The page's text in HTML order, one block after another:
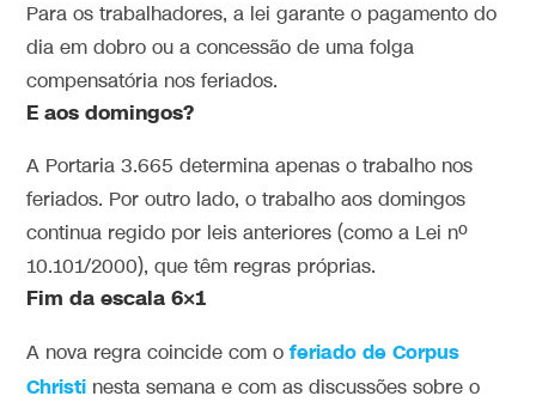
Para os trabalhadores, a lei garante o pagamento do
dia em dobro ou a concessão de uma folga
compensatória nos feriados.
E aos domingos?
A Portaria 3.665 determina apenas o trabalho nos
feriados. Por outro lado, o trabalho aos domingos
continua regido por leis anteriores (como a Lei nº
10.101/2000), que têm regras próprias.
Fim da escala 6×1
A nova regra coincide com o feriado de Corpus
Christi nesta semana e com as discussões sobre o